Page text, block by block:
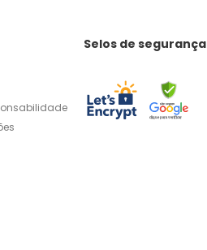
Selos de segurança